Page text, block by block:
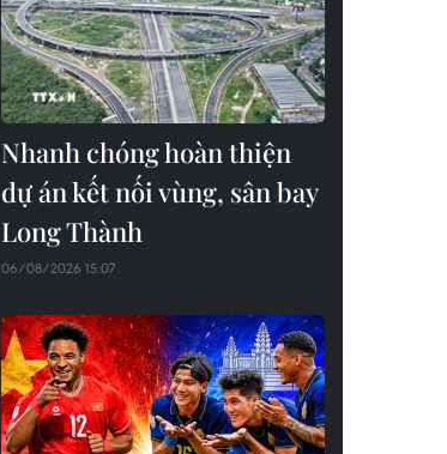
Nhanh chóng hoàn thiện
dự án kết nối vùng, sân bay
Long Thành
06/08/2026 15:07